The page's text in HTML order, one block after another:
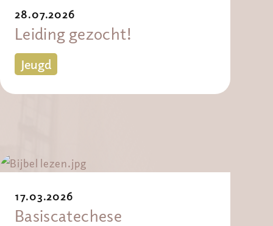
28.07.2026
Leiding gezocht!
Jeugd
17.03.2026
Basiscatechese